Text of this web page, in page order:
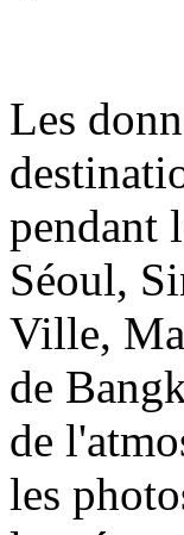
Les
pendant
Séoul,
Ville,
de
de
les